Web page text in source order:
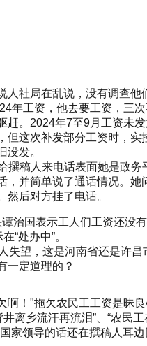
社局在乱说，没有调查他
年工资，他去要工资，三
赶。2024年7至9月工资未
但这次补发部分工资时，
没发。
撰稿人来电话表面她是政
，并简单说了通话情况。
后对方挂了电话。
治国表示工人们工资还没
“处办中”。
失望，这是河南省还是许
一定道理的？
啊！"拖欠农民工工资是昧
离乡流汗再流泪”、“农民
家领导的话还在撰稿人耳